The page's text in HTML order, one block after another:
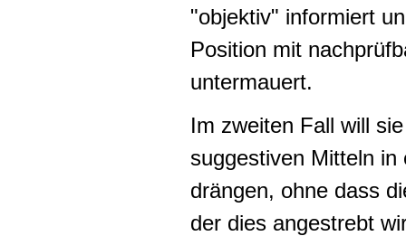
"objektiv" informiert
Position mit
untermauert.
Im zweiten Fall will
suggestiven Mitteln
drängen, ohne dass
der dies angestrebt